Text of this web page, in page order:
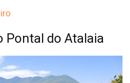
Pontal do Atalaia